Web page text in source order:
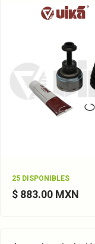
25 DISPONIBLES
$ 883.00 MXN